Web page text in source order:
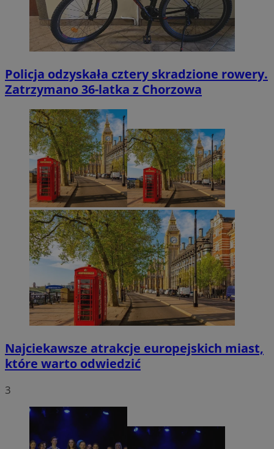
Policja odzyskała cztery skradzione rowery.
Zatrzymano 36-latka z Chorzowa
Najciekawsze atrakcje europejskich miast,
które warto odwiedzić
3